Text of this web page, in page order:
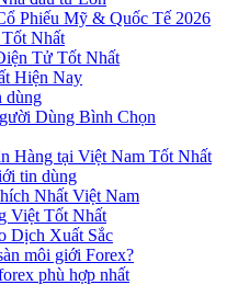
Phiếu Mỹ & Quốc Tế 2026
Nhất
Tử Tốt Nhất
Hiện Nay
dùng
Dùng Bình Chọn
Hàng tại Việt Nam Tốt Nhất
tin dùng
Nhất Việt Nam
Việt Tốt Nhất
Dịch Xuất Sắc
môi giới Forex?
phù hợp nhất